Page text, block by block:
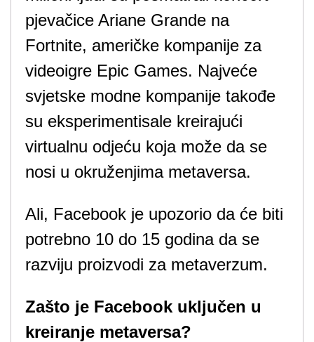
pjevačice Ariane Grande na
Fortnite, američke kompanije za
videoigre Epic Games. Najveće
svjetske modne kompanije takođe
su eksperimentisale kreirajući
virtualnu odjeću koja može da se
nosi u okruženjima metaversa.
Ali, Facebook je upozorio da će biti
potrebno 10 do 15 godina da se
razviju proizvodi za metaverzum.
Zašto je Facebook uključen u
kreiranje metaversa?